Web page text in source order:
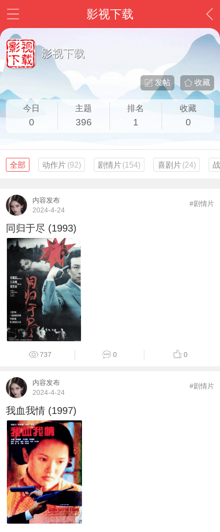
影视下载
影视下载
收藏
发帖
今日
0
主题
396
排名
1
收藏
0
全部 动作片 (92) 剧情片(154) 喜剧片 (24)
内容发布
2024-4-24
#剧情片
同归于尽 (1993)
737 0 0
内容发布
2024-4-24
#剧情片
我血我情 (1997)